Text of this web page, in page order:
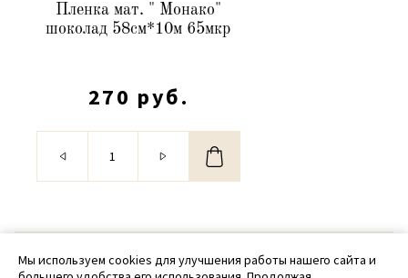
Пленка мат. " Монако"
шоколад 58см*10м 65мкр
270 руб.
© 2020 - 2026 SamPack
Мы используем cookies для улучшения работы нашего сайта и